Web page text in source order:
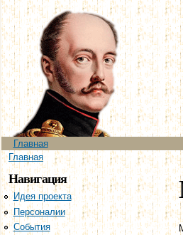
Главное меню
Главная
Вы здесь
Главная
Навигация
Идея проекта
Персоналии
События